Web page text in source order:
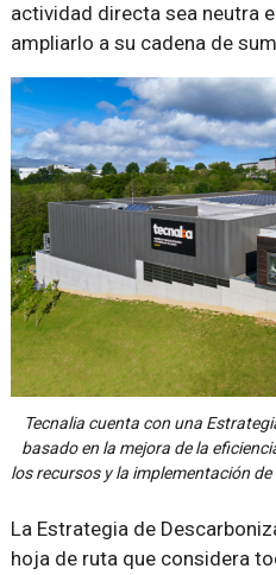
actividad directa sea neutra
ampliarlo a su cadena de
Tecnalia cuenta con una
basado en la mejora de la
los recursos y la implementación
La Estrategia de
hoja de ruta que considera